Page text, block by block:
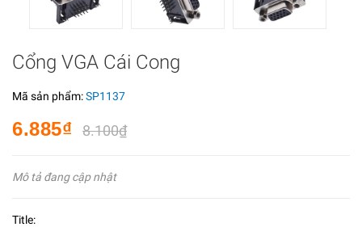
Cổng VGA Cái Cong
Mã sản phẩm:SP1137
6.885₫ 8.100₫
Mô tả đang cập nhật
Title: